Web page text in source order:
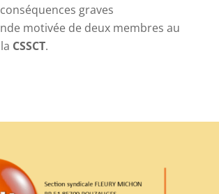
graves
motivée de deux membres au
CSSCT.